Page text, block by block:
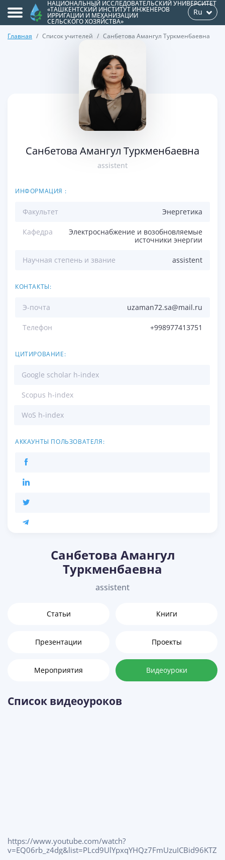
НАЦИОНАЛЬНЫЙ ИССЛЕДОВАТЕЛЬСКИЙ УНИВЕРСИТЕТ
«ТАШКЕНТСКИЙ ИНСТИТУТ ИНЖЕНЕРОВ
ИРРИГАЦИИ И МЕХАНИЗАЦИИ
СЕЛЬСКОГО ХОЗЯЙСТВА»
Ru
Главная Список учителей Санбетова Амангул Туркменбаевна
Санбетова Амангул Туркменбаевна
assistent
ИНФОРМАЦИЯ :
Факультет Энергетикa
Кафедра
Электроснабжение и возобновляемые
источники энергии
Научная степень и звание assistent
КОНТАКТЫ:
Э-почта uzaman72.sa@mail.ru
Телефон +998977413751
ЦИТИРОВАНИЕ:
Google scholar h-index
Scopus h-index
WoS h-index
АККАУНТЫ ПОЛЬЗОВАТЕЛЯ:
Санбетова Амангул
Туркменбаевна
assistent
Статьи Книги
Презентации Проекты
Мероприятия Видеоуроки
Список видеоуроков
https://www.youtube.com/watch?